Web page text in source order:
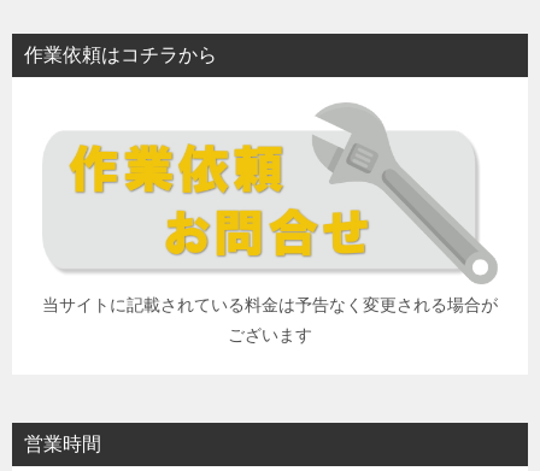
作業依頼はコチラから
当サイトに記載されている料金は予告なく変更される場合が
ございます
営業時間